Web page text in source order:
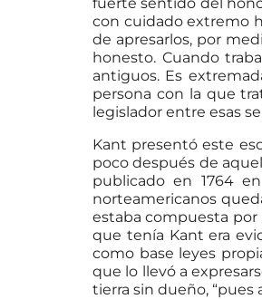
con cuidado extremo
de apresarlos, por
honesto. Cuando
antiguos. Es
persona con la que
legislador entre esas
Kant presentó este
poco después de
publicado en 1764
norteamericanos
estaba compuesta por
que tenía Kant era
como base leyes
que lo llevó a
tierra sin dueño, “pues